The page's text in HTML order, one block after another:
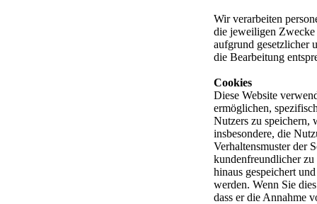
Wir verarbeiten
die jeweiligen
aufgrund gesetzlicher
die Bearbeitung
Cookies
Diese Website
ermöglichen,
Nutzers zu speichern,
insbesondere, die
Verhaltensmuster der
kundenfreundlicher zu
hinaus gespeichert
werden. Wenn Sie
dass er die Annahme